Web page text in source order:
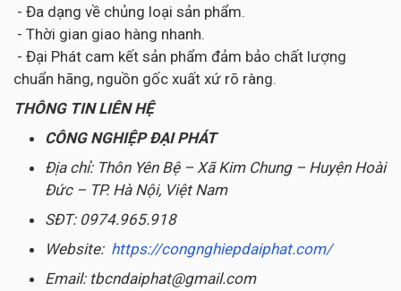
- Đa dạng về chủng loại sản phẩm.
- Thời gian giao hàng nhanh.
- Đại Phát cam kết sản phẩm đảm bảo chất lượng
chuẩn hãng, nguồn gốc xuất xứ rõ ràng.
THÔNG TIN LIÊN HỆ
CÔNG NGHIỆP ĐẠI PHÁT
Địa chỉ: Thôn Yên Bệ – Xã Kim Chung – Huyện Hoài
Đức – TP. Hà Nội, Việt Nam
SĐT: 0974.965.918
Website: https://congnghiepdaiphat.com/
Email: tbcndaiphat@gmail.com